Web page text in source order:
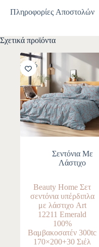
Πληροφορίες Αποστολών
Σχετικά προϊόντα
-10%
Σεντόνια Με
Λάστιχο
Beauty Home Σετ
σεντόνια υπέρδιπλα
με λάστιχο Art
12211 Emerald
100%
Βαμβακοσατέν 300tc
170×200+30 Σιέλ